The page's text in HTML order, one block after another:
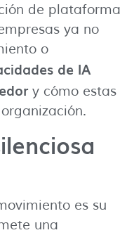
de plataforma
ya no
o
de IA
y cómo estas
es su
una